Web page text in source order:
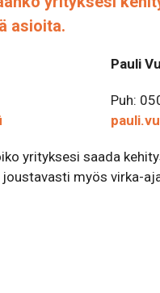
asioita.
Pauli
Puh:
yrityksesi saada
myös virka-